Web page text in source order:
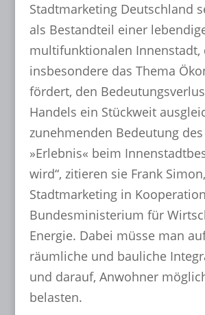
Stadtmarketing Deutschland
als Bestandteil einer
multifunktionalen Innenstadt,
insbesondere das Thema
fördert, den
Handels ein Stückweit
zunehmenden Bedeutung des
»Erlebnis« beim
wird“, zitieren sie Frank
Stadtmarketing in
Bundesministerium für
Energie. Dabei müsse man
räumliche und bauliche
und darauf, Anwohner
belasten.